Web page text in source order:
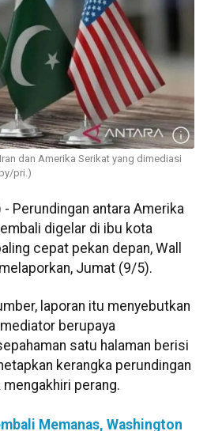
dan Amerika Serikat yang dimediasi
pri.)
- Perundingan antara Amerika
digelar di ibu kota
cepat pekan depan, Wall
Jumat (9/5).
laporan itu menyebutkan
berupaya
satu halaman berisi
kerangka perundingan
perang.
Memanas, Washington